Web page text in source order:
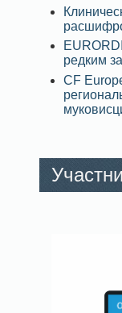
редким
CF